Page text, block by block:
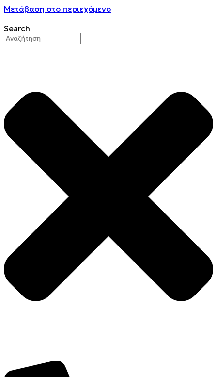
Μετάβαση στο περιεχόμενο
Search